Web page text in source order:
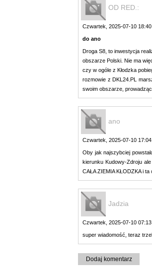
OD RED.:
Czwartek, 2025-07-10 18:40
do ano
Droga S8, to inwestycja
obszarze Polski. Nie ma
czy w ogóle z Kłodzka
rozmowie z DKL24.PL
swoim obszarze,
ano
Czwartek, 2025-07-10 17:04
Oby jak najszybciej
kierunku Kudowy-Zdroju
CAŁA ZIEMIA KŁODZKA i
Jadzia
Czwartek, 2025-07-10 07:13
super wiadomość, teraz
Dodaj komentarz